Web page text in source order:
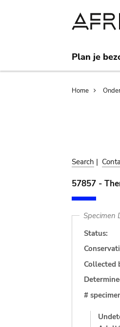
Plan je
Home
Search |
57857 -
Specimen
Status:
Collected
#